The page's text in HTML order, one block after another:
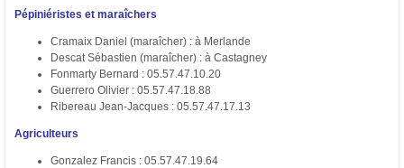
Pépiniéristes et maraîchers
Cramaix Daniel (maraîcher) : à Merlande
Descat Sébastien (maraîcher) : à Castagney
Fonmarty Bernard : 05.57.47.10.20
Guerrero Olivier : 05.57.47.18.88
Ribereau Jean-Jacques : 05.57.47.17.13
Agriculteurs
Gonzalez Francis : 05.57.47.19.64